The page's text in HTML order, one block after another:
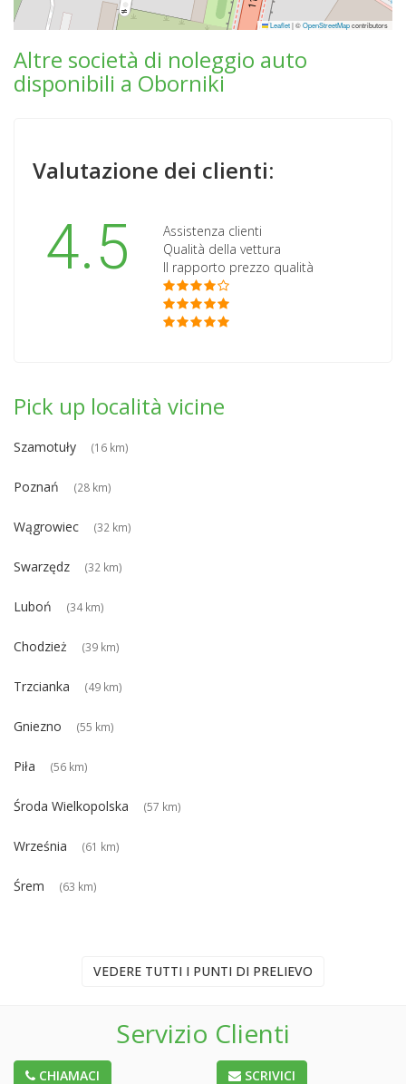
Leaflet|©OpenStreetMapcontributors
Altre società di noleggio auto
disponibili a Oborniki
Valutazione dei clienti:
4.5
Assistenza clienti
Qualità della vettura
Il rapporto prezzo qualità
Pick up località vicine
Szamotuły (16 km)
Poznań (28 km)
Wągrowiec (32 km)
Swarzędz (32 km)
Luboń (34 km)
Chodzież (39 km)
Trzcianka (49 km)
Gniezno (55 km)
Piła (56 km)
Środa Wielkopolska (57 km)
Września (61 km)
Śrem (63 km)
VEDERE TUTTI I PUNTI DI PRELIEVO
Servizio Clienti
CHIAMACI SCRIVICI